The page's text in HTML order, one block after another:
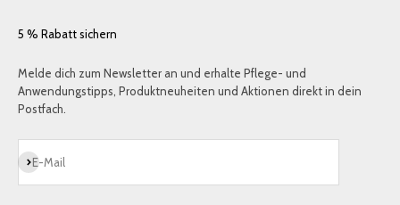
5 % Rabatt sichern
Melde dich zum Newsletter an und erhalte Pflege- und
Anwendungstipps, Produktneuheiten und Aktionen direkt in dein
Postfach.
E-Mail
Abonnieren